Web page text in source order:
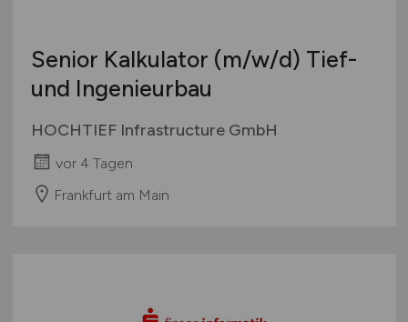
Senior Kalkulator (m/w/d) Tief-
und Ingenieurbau
HOCHTIEF Infrastructure GmbH
vor 4 Tagen
Frankfurt am Main